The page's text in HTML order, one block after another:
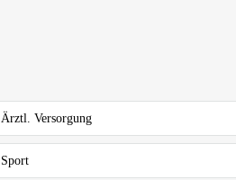
Ärztl. Versorgung
Sport